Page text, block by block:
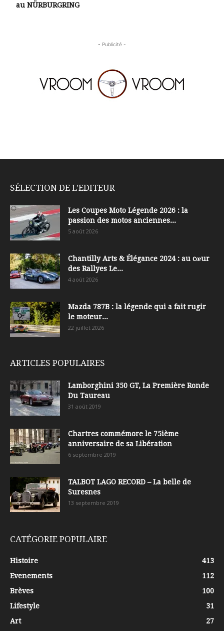
au NÜRBURGRING
- Publicité -
SÉLECTION DE L'EDITEUR
Les Coupes Moto Légende 2026 : la
passion des motos anciennes...
5 août 2026
Chantilly Arts & Élégance 2024 : au cœur
des Rallyes Le...
4 août 2026
Mazda 787B : la légende qui a fait rugir
le moteur...
22 juillet 2026
ARTICLES POPULAIRES
Lamborghini 350 GT, La Première Ronde
Du Taureau
31 août 2019
Chartres commémore le 75ième
anniversaire de sa Libération
6 septembre 2019
TALBOT LAGO RECORD – La belle de
Suresnes
13 septembre 2019
CATÉGORIE POPULAIRE
Histoire
413
Evenements
112
Brèves
100
Lifestyle
31
Art
27